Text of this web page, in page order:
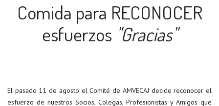
Comida para RECONOCER
esfuerzos "Gracias"
El pasado 11 de agosto el Comité de AMVECAJ decide reconocer el
esfuerzo de nuestros Socios, Colegas, Profesionistas y Amigos que